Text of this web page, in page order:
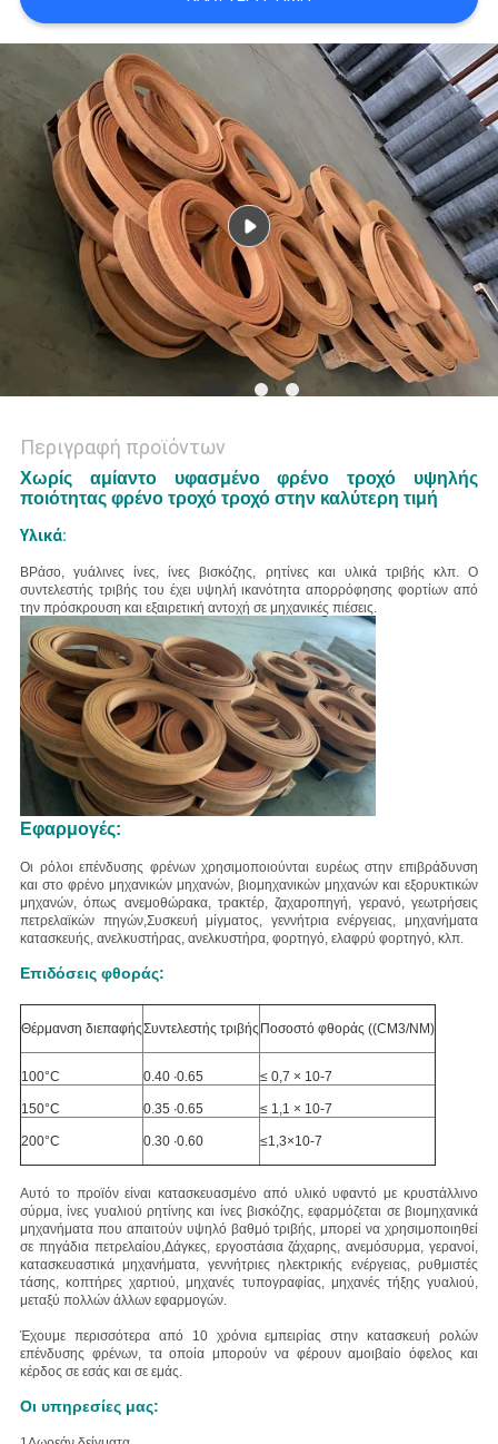
POLICY
Περιγραφή προϊόντων
Χωρίς αμίαντο υφασμένο φρένο τροχό υψηλής
ποιότητας φρένο τροχό τροχό στην καλύτερη τιμή
Υλικά:
ΒΡάσο, γυάλινες ίνες, ίνες βισκόζης, ρητίνες και υλικά τριβής κλπ. Ο
συντελεστής τριβής του έχει υψηλή ικανότητα απορρόφησης φορτίων από
την πρόσκρουση και εξαιρετική αντοχή σε μηχανικές πιέσεις.
Εφαρμογές:
Οι ρόλοι επένδυσης φρένων χρησιμοποιούνται ευρέως στην επιβράδυνση
και στο φρένο μηχανικών μηχανών, βιομηχανικών μηχανών και εξορυκτικών
μηχανών, όπως ανεμοθώρακα, τρακτέρ, ζαχαροπηγή, γερανό, γεωτρήσεις
πετρελαϊκών πηγών,Συσκευή μίγματος, γεννήτρια ενέργειας, μηχανήματα
κατασκευής, ανελκυστήρας, ανελκυστήρα, φορτηγό, ελαφρύ φορτηγό, κλπ.
Επιδόσεις φθοράς:
Θέρμανση διεπαφήςΣυντελεστής τριβής Ποσοστό φθοράς ((CM3/NM)
100°C 0.40 ∙0.65 ≤ 0,7 × 10-7
150°C 0.35 ∙0.65 ≤ 1,1 × 10-7
200°C 0.30 ∙0.60 ≤1,3×10-7
Αυτό το προϊόν είναι κατασκευασμένο από υλικό υφαντό με κρυστάλλινο
σύρμα, ίνες γυαλιού ρητίνης και ίνες βισκόζης, εφαρμόζεται σε βιομηχανικά
μηχανήματα που απαιτούν υψηλό βαθμό τριβής, μπορεί να χρησιμοποιηθεί
σε πηγάδια πετρελαίου,Δάγκες, εργοστάσια ζάχαρης, ανεμόσυρμα, γερανοί,
κατασκευαστικά μηχανήματα, γεννήτριες ηλεκτρικής ενέργειας, ρυθμιστές
τάσης, κοπτήρες χαρτιού, μηχανές τυπογραφίας, μηχανές τήξης γυαλιού,
μεταξύ πολλών άλλων εφαρμογών.
Έχουμε περισσότερα από 10 χρόνια εμπειρίας στην κατασκευή ρολών
επένδυσης φρένων, τα οποία μπορούν να φέρουν αμοιβαίο όφελος και
κέρδος σε εσάς και σε εμάς.
Οι υπηρεσίες μας: